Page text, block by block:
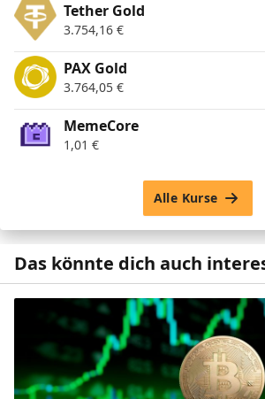
Tether Gold
3.754,16 €
PAX Gold
3.764,05 €
MemeCore
1,01 €
Alle Kurse
Das könnte dich auch